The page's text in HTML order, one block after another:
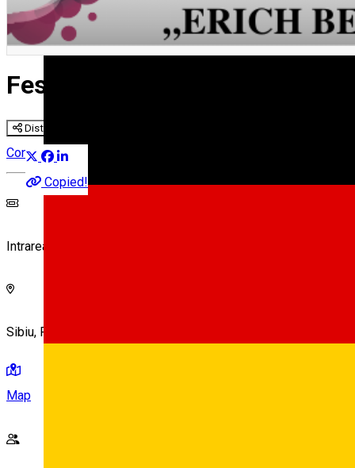
English
Festivalul Internațional „Erich
Distribuie
Copied!
ConcertFestival
Intrarea Liberă
Sibiu, Romania
Map